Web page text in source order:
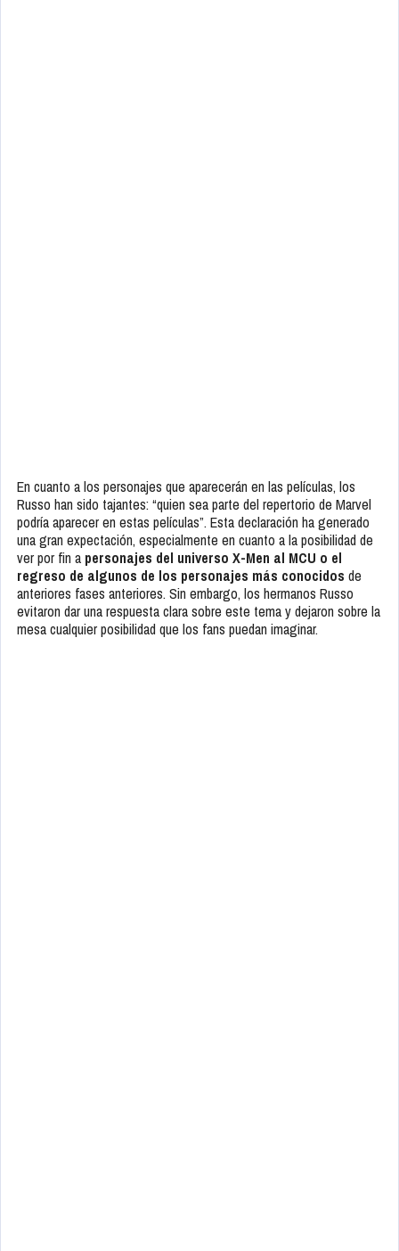
En cuanto a los personajes que aparecerán en las películas, los
Russo han sido tajantes: “quien sea parte del repertorio de Marvel
podría aparecer en estas películas”. Esta declaración ha generado
una gran expectación, especialmente en cuanto a la posibilidad de
ver por fin a personajes del universo X-Men al MCU o el
regreso de algunos de los personajes más conocidos de
anteriores fases anteriores. Sin embargo, los hermanos Russo
evitaron dar una respuesta clara sobre este tema y dejaron sobre la
mesa cualquier posibilidad que los fans puedan imaginar.